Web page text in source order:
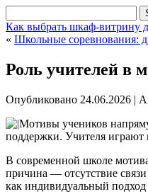
Как выбрать шкаф-витрину
« Школьные соревнования:
Роль учителей в
Опубликовано 24.06.2026 |
Мотивы учеников
поддержки. Учителя играют
В современной школе
причина — отсутствие
как индивидуальный подход